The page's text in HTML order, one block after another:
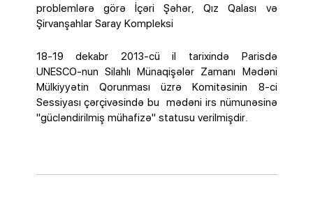
problemlərə görə İçəri Şəhər, Qız Qalası və
Şirvanşahlar Saray Kompleksi
18-19 dekabr 2013-cü il tarixində Parisdə
UNESCO-nun Silahlı Münaqişələr Zamanı Mədəni
Mülkiyyətin Qorunması üzrə Komitəsinin 8-ci
Sessiyası çərçivəsində bu mədəni irs nümunəsinə
"gücləndirilmiş mühafizə" statusu verilmişdir.